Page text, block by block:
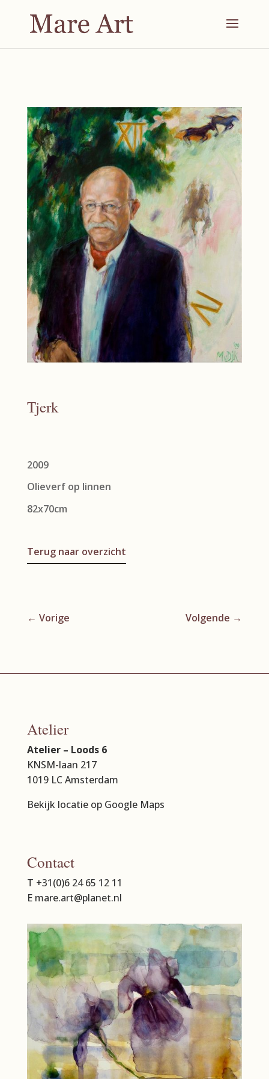
Tjerk
2009
Olieverf op linnen
82x70cm
Terug naar overzicht
← Vorige Volgende →
Atelier
Atelier – Loods 6
KNSM-laan 217
1019 LC Amsterdam
Bekijk locatie op Google Maps
Contact
T +31(0)6 24 65 12 11
E mare.art@planet.nl